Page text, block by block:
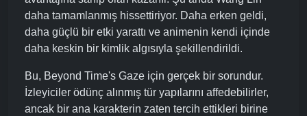
daha tamamlanmış hissettiriyor. Daha erken geldi,
daha güçlü bir etki yarattı ve animenin kendi içinde
daha keskin bir kimlik algısıyla şekillendirildi.
Bu, Beyond Time's Gaze için gerçek bir sorundur.
İzleyiciler ödünç alınmış tür yapılarını affedebilirler,
ancak bir ana karakterin zaten tercih ettikleri birine